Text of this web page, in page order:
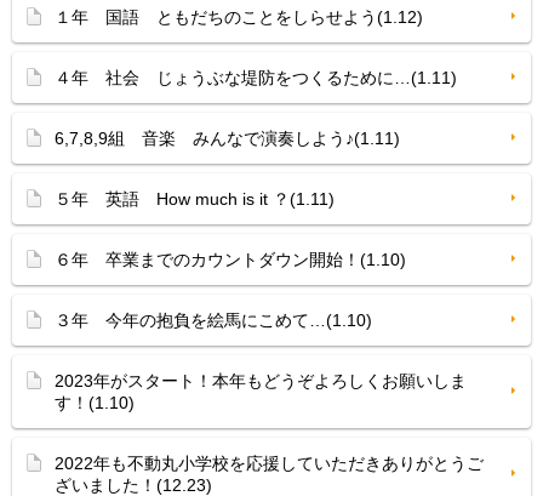
１年 国語 ともだちのことをしらせよう(1.12)
４年 社会 じょうぶな堤防をつくるために…(1.11)
6,7,8,9組 音楽 みんなで演奏しよう♪(1.11)
５年 英語 How much is it ？(1.11)
６年 卒業までのカウントダウン開始！(1.10)
３年 今年の抱負を絵馬にこめて…(1.10)
2023年がスタート！本年もどうぞよろしくお願いしま
す！(1.10)
2022年も不動丸小学校を応援していただきありがとうご
ざいました！(12.23)